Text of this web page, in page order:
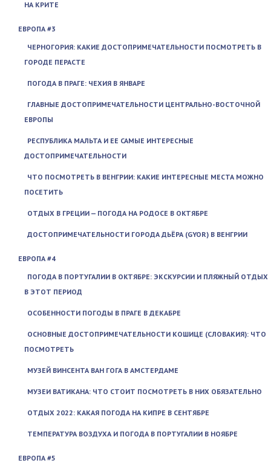
НА КРИТЕ
ЕВРОПА #3
ЧЕРНОГОРИЯ: КАКИЕ ДОСТОПРИМЕЧАТЕЛЬНОСТИ ПОСМОТРЕТЬ В
ГОРОДЕ ПЕРАСТЕ
ПОГОДА В ПРАГЕ: ЧЕХИЯ В ЯНВАРЕ
ГЛАВНЫЕ ДОСТОПРИМЕЧАТЕЛЬНОСТИ ЦЕНТРАЛЬНО-ВОСТОЧНОЙ
ЕВРОПЫ
РЕСПУБЛИКА МАЛЬТА И ЕЕ САМЫЕ ИНТЕРЕСНЫЕ
ДОСТОПРИМЕЧАТЕЛЬНОСТИ
ЧТО ПОСМОТРЕТЬ В ВЕНГРИИ: КАКИЕ ИНТЕРЕСНЫЕ МЕСТА МОЖНО
ПОСЕТИТЬ
ОТДЫХ В ГРЕЦИИ — ПОГОДА НА РОДОСЕ В ОКТЯБРЕ
ДОСТОПРИМЕЧАТЕЛЬНОСТИ ГОРОДА ДЬЁРА (GYOR) В ВЕНГРИИ
ЕВРОПА #4
ПОГОДА В ПОРТУГАЛИИ В ОКТЯБРЕ: ЭКСКУРСИИ И ПЛЯЖНЫЙ ОТДЫХ
В ЭТОТ ПЕРИОД
ОСОБЕННОСТИ ПОГОДЫ В ПРАГЕ В ДЕКАБРЕ
ОСНОВНЫЕ ДОСТОПРИМЕЧАТЕЛЬНОСТИ КОШИЦЕ (СЛОВАКИЯ): ЧТО
ПОСМОТРЕТЬ
МУЗЕЙ ВИНСЕНТА ВАН ГОГА В АМСТЕРДАМЕ
МУЗЕИ ВАТИКАНА: ЧТО СТОИТ ПОСМОТРЕТЬ В НИХ ОБЯЗАТЕЛЬНО
ОТДЫХ 2022: КАКАЯ ПОГОДА НА КИПРЕ В СЕНТЯБРЕ
ТЕМПЕРАТУРА ВОЗДУХА И ПОГОДА В ПОРТУГАЛИИ В НОЯБРЕ
ЕВРОПА #5